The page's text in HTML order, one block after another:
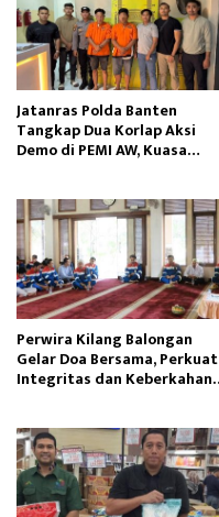
Jatanras Polda Banten
Tangkap Dua Korlap Aksi
Demo di PEMI AW, Kuasa
Perwira Kilang Balongan
Gelar Doa Bersama, Perkuat
Integritas dan Keberkahan